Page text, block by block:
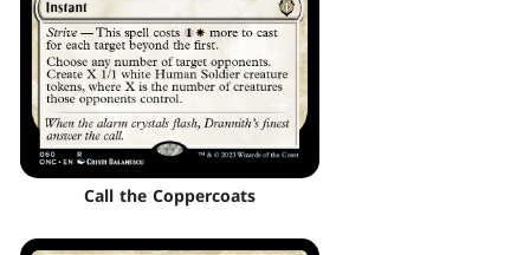
Call the Coppercoats